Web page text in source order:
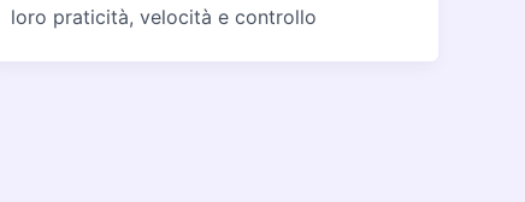
loro praticità, velocità e controllo